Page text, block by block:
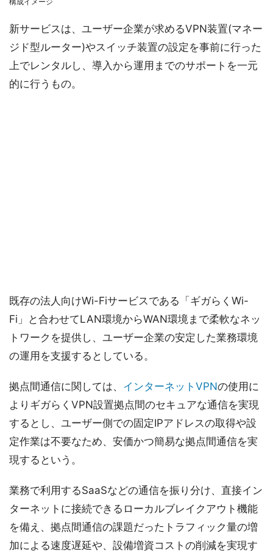
新サービスは、ユーザー企業が求めるVPN装置(マネー
ジド型ルーター)やスイッチ装置の設定を事前に行った
上でレンタルし、導入から運用までのサポートを一元
的に行うもの。
既存の法人向けWi-Fiサービスである「ギガらくWi-
Fi」と合わせてLAN環境からWAN環境まで柔軟なネッ
トワークを提供し、ユーザー企業の安定した業務環境
の運用を支援するとしている。
拠点間通信に関しては、 インターネットVPNの使用に
よりギガらくVPN設置拠点間のセキュアな通信を実現
するとし、ユーザー側での固定IPアドレスの取得や設
定作業は不要なため、安価かつ簡易な拠点間通信を実
現するという。
業務で利用するSaaSなどの通信を振り分け、直接イン
ターネットに接続できるローカルブレイクアウト機能
を備え、拠点間通信の課題だったトラフィック量の増
加による速度遅延や、設備増資コストの削減を実現す